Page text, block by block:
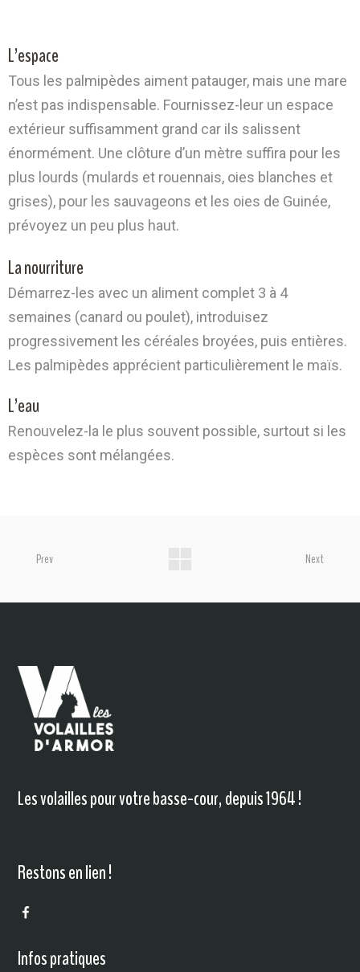
L’espace
Tous les palmipèdes aiment patauger, mais une mare
n’est pas indispensable. Fournissez-leur un espace
extérieur suffisamment grand car ils salissent
énormément. Une clôture d’un mètre suffira pour les
plus lourds (mulards et rouennais, oies blanches et
grises), pour les sauvageons et les oies de Guinée,
prévoyez un peu plus haut.
La nourriture
Démarrez-les avec un aliment complet 3 à 4
semaines (canard ou poulet), introduisez
progressivement les céréales broyées, puis entières.
Les palmipèdes apprécient particulièrement le maïs.
L’eau
Renouvelez-la le plus souvent possible, surtout si les
espèces sont mélangées.
Prev Next
Les volailles pour votre basse-cour, depuis 1964 !
Restons en lien !
Infos pratiques